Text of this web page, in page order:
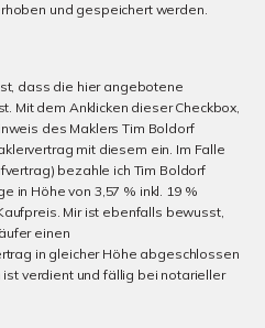
und gespeichert werden.
dass die hier angebotene
Mit dem Anklicken dieser Checkbox,
des Maklers Tim Boldorf
mit diesem ein. Im Falle
bezahle ich Tim Boldorf
in Höhe von 3,57 % inkl. 19 %
Mir ist ebenfalls bewusst,
einen
in gleicher Höhe abgeschlossen
ist verdient und fällig bei notarieller